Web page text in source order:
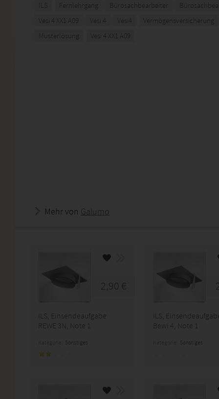
ILS Fernlehrgang Bürosachbearbeiter
Vesi 4 XX1 A09
Vesi 4 Vesi4
Vermögensversicherung
Musterlösung
Vesi 4 XX1 A09
Mehr von Galumo
2,90 €
ILS, Einsendeaufgabe
REWE 3N, Note 1
Sonstiges
ILS,
Bewi 4, Note 1
Sonstiges